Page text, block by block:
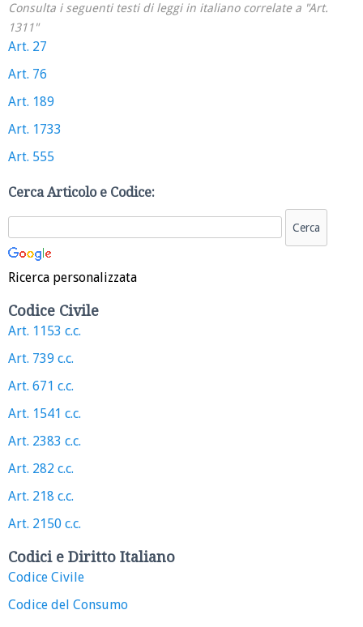
Consulta i seguenti testi di leggi in italiano correlate a "Art.
1311"
Art. 27
Art. 76
Art. 189
Art. 1733
Art. 555
Cerca Articolo e Codice:
Ricerca personalizzata
Codice Civile
Art. 1153 c.c.
Art. 739 c.c.
Art. 671 c.c.
Art. 1541 c.c.
Art. 2383 c.c.
Art. 282 c.c.
Art. 218 c.c.
Art. 2150 c.c.
Codici e Diritto Italiano
Codice Civile
Codice del Consumo